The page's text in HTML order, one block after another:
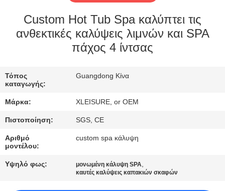
ΓΎΡΟΣ
ΕΡΓΟΣΤΑΣΊΩΝ
ΈΛΕΓΧΟΣ
ΖΗΤΉΣΤΕ
ΈΝΑ
ΑΠΌΣΠΑΣΜΑ
Custom Hot Tub Spa καλύπτει τις
ανθεκτικές καλύψεις λιμνών και SPA
πάχος 4 ίντσας
Τόπος
καταγωγής:
Guangdong Κίνα
Μάρκα: XLEISURE, or OEM
Πιστοποίηση: SGS, CE
Αριθμό
μοντέλου:
custom spa κάλυψη
Υψηλό φως: μονωμένη κάλυψη SPA,
καυτές καλύψεις καπακιών σκαφών